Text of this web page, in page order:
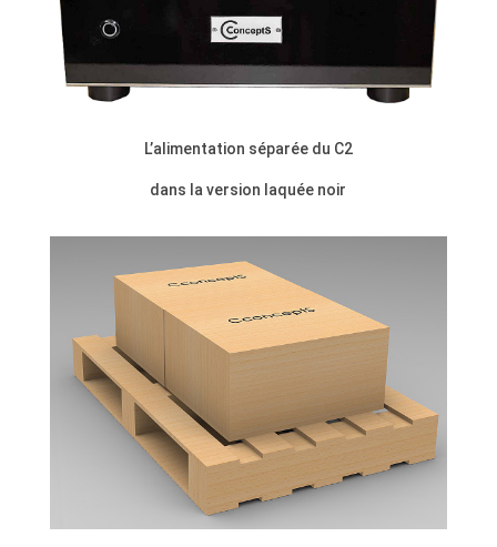
L’alimentation séparée du C2
dans la version laquée noir